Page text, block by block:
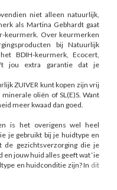
niet alleen natuurlijk,
als Martina Gebhardt gaat
keurmerk. Over keurmerken
bij Natuurlijk
BDIH-keurmerk, Ecocert,
jou extra garantie dat je
ZUIVER kunt kopen zijn vrij
oliën of SL(E)S. Want
meer kwaad dan goed.
is het overigens wel heel
je gebruikt bij je huidtype en
de gezichtsverzorging die je
jouw huid alles geeft wat ‘ie
en huidconditie zijn? In dit